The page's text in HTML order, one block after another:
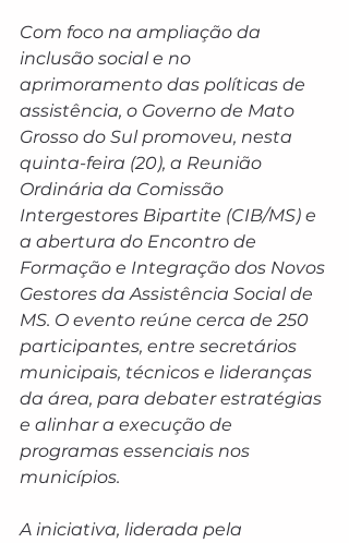
Com foco na ampliação da
inclusão social e no
aprimoramento das políticas de
assistência, o Governo de Mato
Grosso do Sul promoveu, nesta
quinta-feira (20), a Reunião
Ordinária da Comissão
Intergestores Bipartite (CIB/MS) e
a abertura do Encontro de
Formação e Integração dos Novos
Gestores da Assistência Social de
MS. O evento reúne cerca de 250
participantes, entre secretários
municipais, técnicos e lideranças
da área, para debater estratégias
e alinhar a execução de
programas essenciais nos
municípios.
A iniciativa, liderada pela